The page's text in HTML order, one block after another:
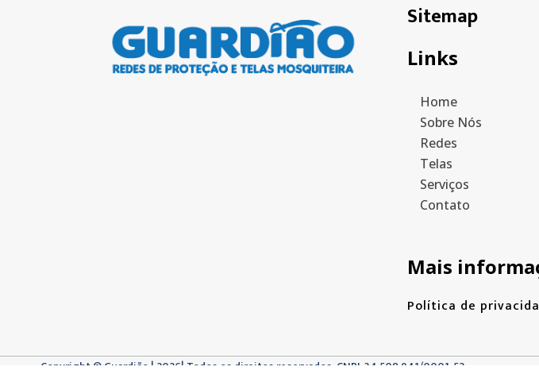
Sitemap
Links
Home
Sobre Nós
Redes
Telas
Serviços
Contato
Mais
Política de
Copyright © Guardião | 2026| Todos os direitos reservados. CNPJ: 34.508.941/0001-52